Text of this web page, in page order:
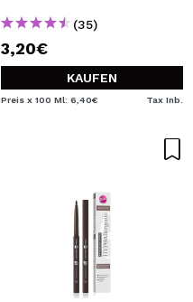
(35)
3,20€
KAUFEN
Preis x 100 Ml: 6,40€ Tax Inb.